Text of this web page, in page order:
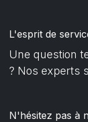
L'esprit de
Une question
? Nos experts
N'hésitez pas à